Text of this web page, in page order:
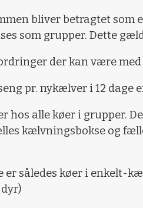
bliver betragtet som
som grupper. Dette
der kan være med
pr. nykælver i 12 dage
hos alle køer i grupper.
kælvningsbokse og
er således køer i enkelt-